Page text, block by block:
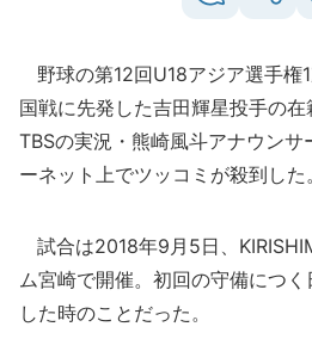
野球の第12回U18アジア選手権
国戦に先発した吉田輝星投手の
TBSの実況・熊崎風斗アナウンサ
ーネット上でツッコミが殺到した。
試合は2018年9月5日、
ム宮崎で開催。初回の守備につ
した時のことだった。